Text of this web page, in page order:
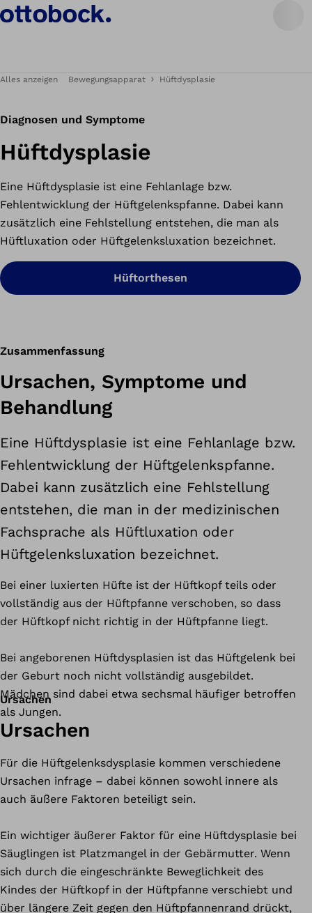
Alles anzeigen Bewegungsapparat Hüftdysplasie
Diagnosen und Symptome
Hüftdysplasie
Eine Hüftdysplasie ist eine Fehlanlage bzw.
Fehlentwicklung der Hüftgelenkspfanne. Dabei kann
zusätzlich eine Fehlstellung entstehen, die man als
Hüftluxation oder Hüftgelenksluxation bezeichnet.
Hüftorthesen
Zusammenfassung
Ursachen, Symptome und
Behandlung
Eine Hüftdysplasie ist eine Fehlanlage bzw.
Fehlentwicklung der Hüftgelenkspfanne.
Dabei kann zusätzlich eine Fehlstellung
entstehen, die man in der medizinischen
Fachsprache als Hüftluxation oder
Hüftgelenksluxation bezeichnet.
Bei einer luxierten Hüfte ist der Hüftkopf teils oder
vollständig aus der Hüftpfanne verschoben, so dass
der Hüftkopf nicht richtig in der Hüftpfanne liegt.
Bei angeborenen Hüftdysplasien ist das Hüftgelenk bei
der Geburt noch nicht vollständig ausgebildet.
Mädchen sind dabei etwa sechsmal häufiger betroffen
als Jungen.
Ursachen
Ursachen
Für die Hüftgelenksdysplasie kommen verschiedene
Ursachen infrage – dabei können sowohl innere als
auch äußere Faktoren beteiligt sein.
Ein wichtiger äußerer Faktor für eine Hüftdysplasie bei
Säuglingen ist Platzmangel in der Gebärmutter. Wenn
sich durch die eingeschränkte Beweglichkeit des
Kindes der Hüftkopf in der Hüftpfanne verschiebt und
über längere Zeit gegen den Hüftpfannenrand drückt,